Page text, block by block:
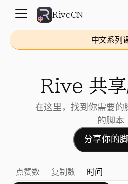
RiveCN
中文系列
Rive 共享
在这里，找到你需要的
的脚本
分享你的
点赞数 复制数 时间